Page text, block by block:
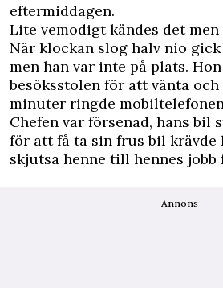
eftermiddagen.
Lite vemodigt kändes det men
När klockan slog halv nio
men han var inte på plats.
besöksstolen för att vänta
minuter ringde
Chefen var försenad, hans bil
för att få ta sin frus bil krävde
skjutsa henne till hennes jobb
Annons